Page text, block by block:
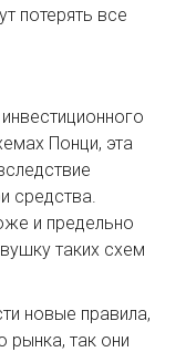
потерять все
Понци, эта
средства.
и предельно
таких схем
новые правила,
так они